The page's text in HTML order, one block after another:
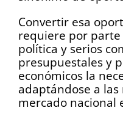
Convertir esa
requiere por parte
política y serios
presupuestales y
económicos la
adaptándose a
mercado nacional